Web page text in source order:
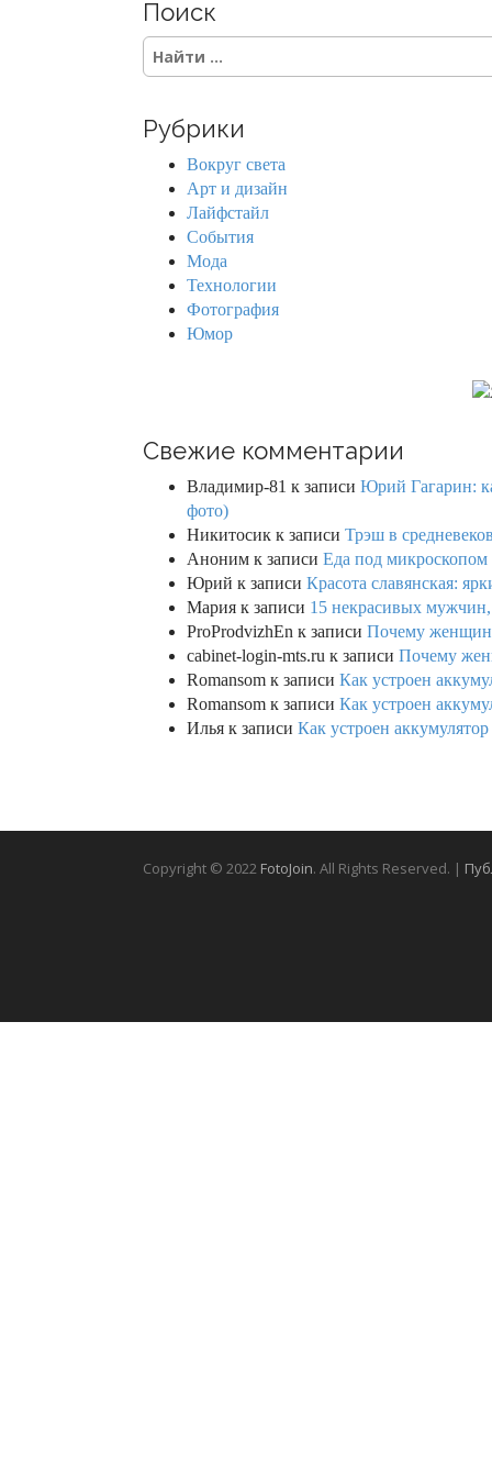
Поиск
S
e
c
Рубрики
Вокруг света
Арт и дизайн
Лайфстайл
События
Мода
Технологии
Фотография
Юмор
Свежие комментарии
Владимир-81 к записи Юрий Гагарин:
фото)
Никитосик к записи Трэш в
Аноним к записи Еда под микроскопом
Юрий к записи Красота славянская:
Мария к записи 15 некрасивых
ProProdvizhEn к записи Почему
cabinet-login-mts.ru к записи Почему
Romansom к записи Как устроен
Romansom к записи Как устроен
Илья к записи Как устроен
Copyright © 2022 FotoJoin. All Rights Reserved. |